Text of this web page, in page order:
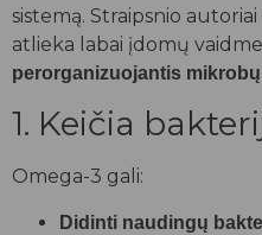
sistemą. Straipsnio
atlieka labai įdomų
perorganizuojantis
1. Keičia
Omega-3 gali:
Didinti naudingų